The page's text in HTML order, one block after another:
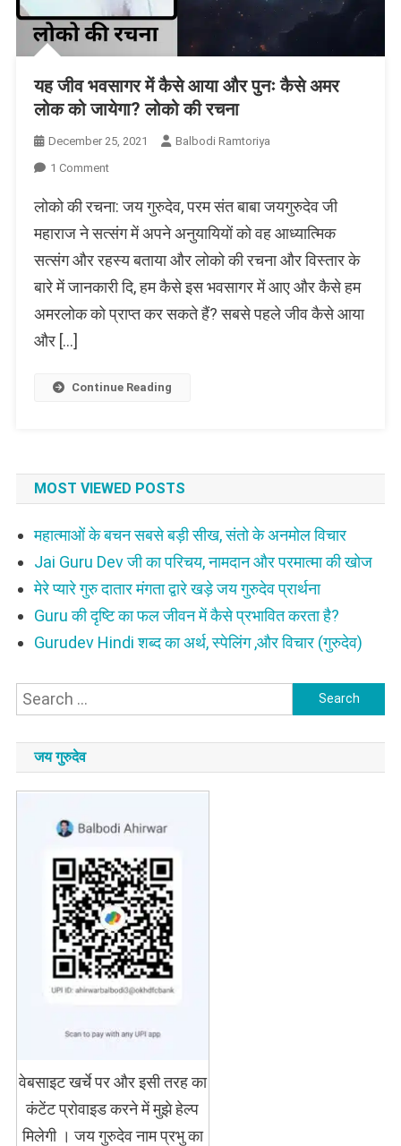
यह जीव भवसागर में कैसे आया और पुनः कैसे अमर
लोक को जायेगा? लोको की रचना
December 25, 2021
Balbodi Ramtoriya
1 CommentOn
जीव
भवसागर
कैसे
आया
पुनः
लोक
रचना
लोको की रचना: जय गुरुदेव, परम संत बाबा जयगुरुदेव जी
महाराज ने सत्संग में अपने अनुयायियों को वह आध्यात्मिक
सत्संग और रहस्य बताया और लोको की रचना और विस्तार के
बारे में जानकारी दि, हम कैसे इस भवसागर में आए और कैसे हम
अमरलोक को प्राप्त कर सकते हैं? सबसे पहले जीव कैसे आया
और […]
Continue Reading
MOST VIEWED POSTS
महात्माओं के बचन सबसे बड़ी सीख, संतो के अनमोल विचार
Jai Guru Dev जी का परिचय, नामदान और परमात्मा की खोज
मेरे प्यारे गुरु दातार मंगता द्वारे खड़े जय गुरुदेव प्रार्थना
Guru की दृष्टि का फल जीवन में कैसे प्रभावित करता है?
Gurudev Hindi शब्द का अर्थ, स्पेलिंग ,और विचार (गुरुदेव)
Search
for:
जय गुरुदेव
वेबसाइट खर्चे पर और इसी तरह का
कंटेंट प्रोवाइड करने में मुझे हेल्प
मिलेगी । जय गुरुदेव नाम प्रभु का